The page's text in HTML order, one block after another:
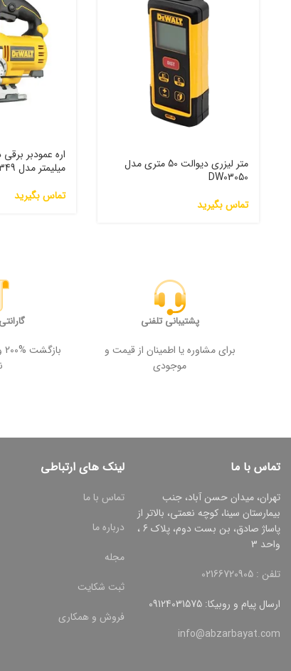
متر لیزری دیوالت 50 متری مدل
DW03050
تماس بگیرید
میلیمتر مدل DW349
تماس بگیرید
پشتیبانی تلفنی
برای مشاوره یا اطمینان از قیمت و
موجودی
تماس با ما
تهران، میدان حسن آباد، جنب
بیمارستان سینا، کوچه نعمتی، بالاتر از
پاساژ صادق، بن بست دوم، پلاک 6 ،
واحد 3
تلفن : 02166720905
ارسال پیام و روبیکا: 09124031575
info@abzarbayat.com
لینک های ارتباطی
تماس با ما
درباره ما
مجله
ثبت شکایت
فروش و همکاری